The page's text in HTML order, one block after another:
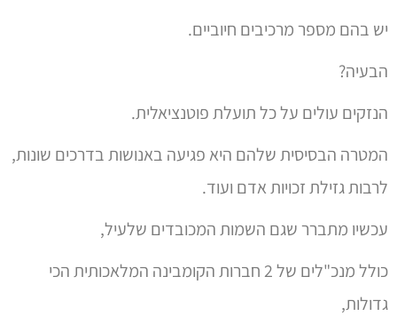
יש בהם מספר מרכיבים חיוביים.
הבעיה?
הנזקים עולים על כל תועלת פוטנציאלית.
המטרה הבסיסית שלהם היא פגיעה באנושות בדרכים שונות,
לרבות גזילת זכויות אדם ועוד.
עכשיו מתברר שגם השמות המכובדים שלעיל,
כולל מנכ"לים של 2 חברות הקומבינה המלאכותית הכי
גדולות,